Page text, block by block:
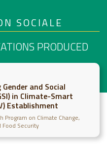
SOCIALE
PRODUCED
and Social
in Climate-Smart
Establishment
Program on Climate Change,
Food Security